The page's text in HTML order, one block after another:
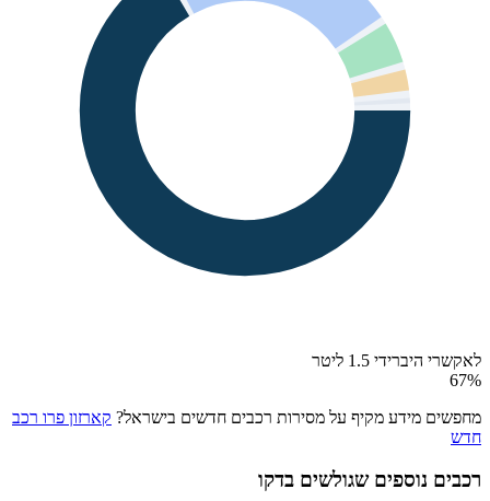
לאקשרי היברידי 1.5 ליטר
67%
מחפשים מידע מקיף על מסירות רכבים חדשים בישראל? קארזון פרו רכב
חדש
רכבים נוספים שגולשים בדקו